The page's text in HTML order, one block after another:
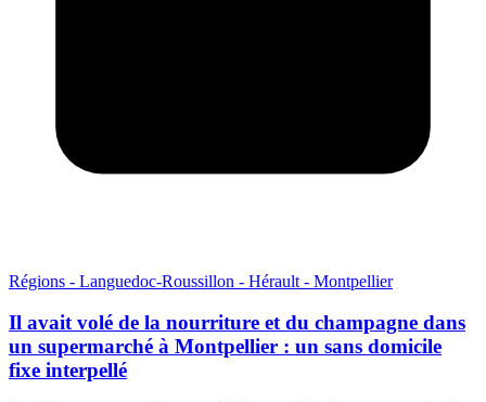
Régions - Languedoc-Roussillon - Hérault - Montpellier
Il avait volé de la nourriture et du champagne dans
un supermarché à Montpellier : un sans domicile
fixe interpellé